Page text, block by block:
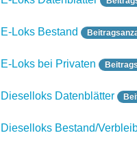
E-Loks Bestand
E-Loks bei Privaten
Dieselloks Datenblätter
Dieselloks Bestand/